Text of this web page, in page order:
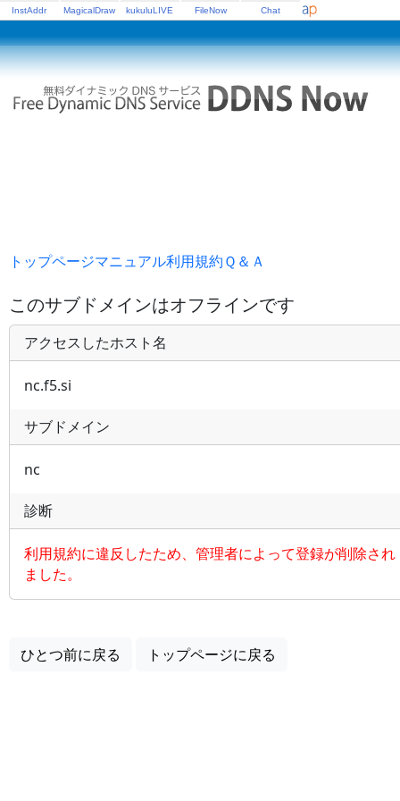
InstAddr MagicalDraw kukuluLIVE FileNow Chat
トップページマニュアル利用規約Ｑ＆Ａ
このサブドメインはオフラインです
アクセスしたホスト名
nc.f5.si
サブドメイン
nc
診断
利用規約に違反したため、管理者によって登録が削除され
ました。
ひとつ前に戻る トップページに戻る